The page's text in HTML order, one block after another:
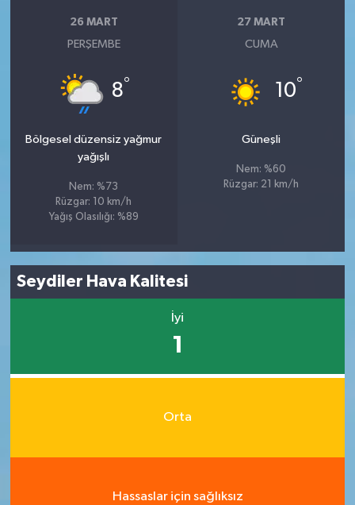
26 MART
PERŞEMBE
8°
Bölgesel düzensiz yağmur
yağışlı
Nem: %73
Rüzgar: 10 km/h
Yağış Olasılığı: %89
27 MART
CUMA
10°
Güneşli
Nem: %60
Rüzgar: 21 km/h
Seydiler Hava Kalitesi
İyi
1
Orta
Hassaslar için sağlıksız